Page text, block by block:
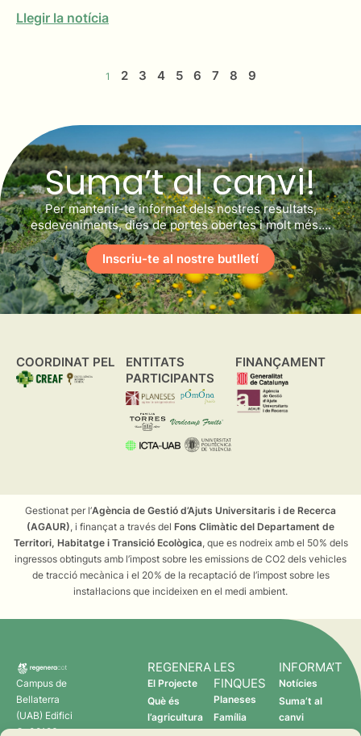
Llegir la notícia
1 2 3 4 5 6 7 8 9
Suma’t al canvi!
Per mantenir-te informat dels nostres resultats,
esdeveniments, dies de portes obertes i molt més….
Inscriu-te al nostre butlletí
COORDINAT PEL
ENTITATS
PARTICIPANTS
FINANÇAMENT
Gestionat per l’Agència de Gestió d’Ajuts Universitaris i de Recerca
(AGAUR), i finançat a través del Fons Climàtic del Departament de
Territori, Habitatge i Transició Ecològica, que es nodreix amb el 50% dels
ingressos obtinguts amb l’impost sobre les emissions de CO2 dels vehicles
de tracció mecànica i el 20% de la recaptació de l’impost sobre les
instal·lacions que incideixen en el medi ambient.
Campus de
Bellaterra
(UAB) Edifici
C 08193
REGENERA
El Projecte
Què és
l’agricultura
LES
FINQUES
Planeses
Família
INFORMA’T
Notícies
Suma’t al
canvi